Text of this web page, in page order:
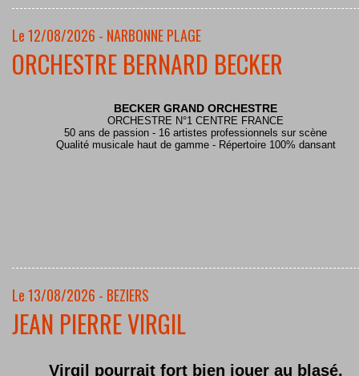
Le 12/08/2026 - NARBONNE PLAGE
ORCHESTRE BERNARD BECKER
BECKER GRAND ORCHESTRE
ORCHESTRE N°1 CENTRE FRANCE
50 ans de passion - 16 artistes professionnels sur scène
Qualité musicale haut de gamme - Répertoire 100% dansant
Le 13/08/2026 - BEZIERS
JEAN PIERRE VIRGIL
Virgil pourrait fort bien jouer au blasé,